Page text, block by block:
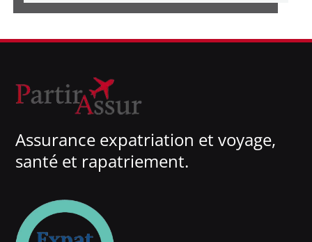
Assurance expatriation et voyage,
santé et rapatriement.